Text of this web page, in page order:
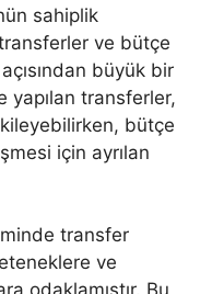
sahiplik
ve bütçe
büyük bir
yapılan transferler,
bütçe
için ayrılan
transfer
ve